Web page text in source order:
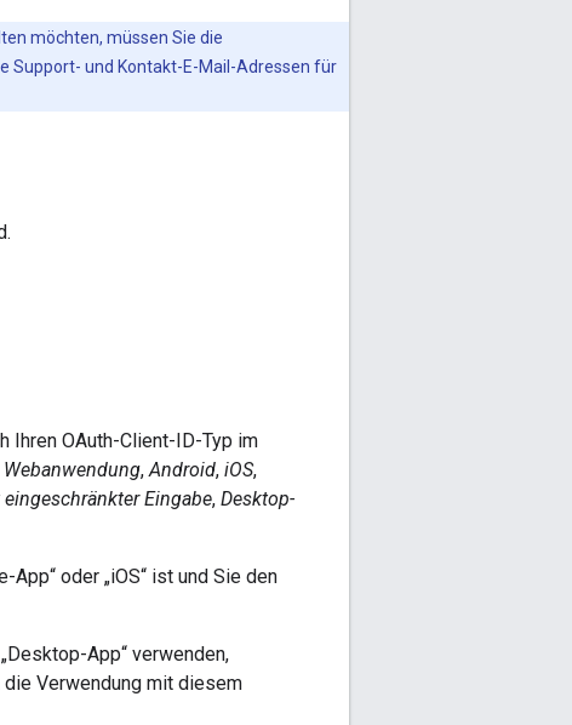
möchten, müssen Sie die
Support- und Kontakt-E-Mail-Adressen für
Ihren OAuth-Client-ID-Typ im
Webanwendung,Android, iOS,
Eingabe, Desktop-
App“ oder „iOS“ ist und Sie den
App“ verwenden,
Verwendung mit diesem